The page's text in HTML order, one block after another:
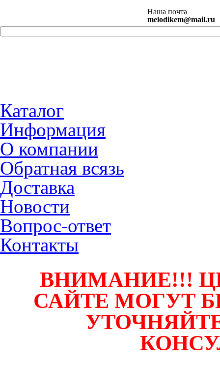
Наша почта
melodikem@mail.ru
Каталог
Информация
О компании
Обратная всязь
Доставка
Новости
Вопрос-ответ
Контакты
ВНИМАНИЕ!!!
САЙТЕ МОГУТ